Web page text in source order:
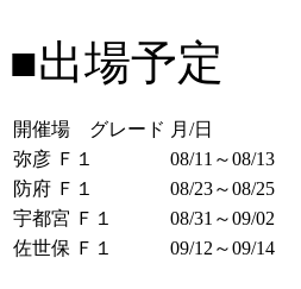
■出場予定
開催場 グレード 月/日
弥彦 Ｆ１
08/11～08/13
防府 Ｆ１
08/23～08/25
宇都宮 Ｆ１
08/31～09/02
佐世保 Ｆ１
09/12～09/14